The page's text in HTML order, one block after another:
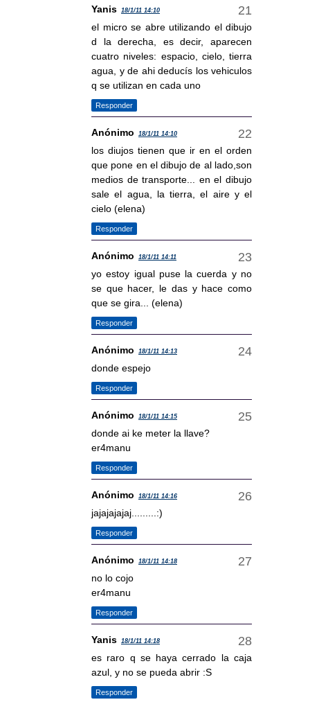
Yanis 18/1/11 14:10
el micro se abre utilizando el dibujo
d la derecha, es decir, aparecen
cuatro niveles: espacio, cielo, tierra
agua, y de ahi deducís los vehiculos
q se utilizan en cada uno
Responder
Anónimo 18/1/11 14:10
los diujos tienen que ir en el orden
que pone en el dibujo de al lado,son
medios de transporte... en el dibujo
sale el agua, la tierra, el aire y el
cielo (elena)
Responder
Anónimo 18/1/11 14:11
yo estoy igual puse la cuerda y no
se que hacer, le das y hace como
que se gira... (elena)
Responder
Anónimo 18/1/11 14:13
donde espejo
Responder
Anónimo 18/1/11 14:15
donde ai ke meter la llave?
er4manu
Responder
Anónimo 18/1/11 14:16
jajajajajaj.........:)
Responder
Anónimo 18/1/11 14:18
no lo cojo
er4manu
Responder
Yanis 18/1/11 14:18
es raro q se haya cerrado la caja
azul, y no se pueda abrir :S
Responder